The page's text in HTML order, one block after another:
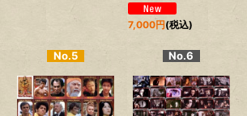
7,000円(税込)
No.5 No.6